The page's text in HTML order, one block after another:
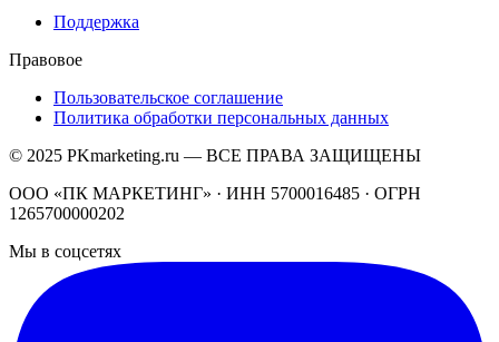
Поддержка
Правовое
Пользовательское соглашение
Политика обработки персональных данных
© 2025 PKmarketing.ru — ВСЕ ПРАВА ЗАЩИЩЕНЫ
ООО «ПК МАРКЕТИНГ» · ИНН 5700016485 · ОГРН
1265700000202
Мы в соцсетях